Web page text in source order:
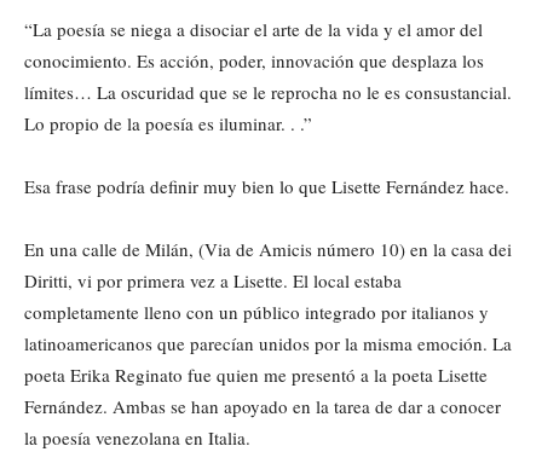
“La poesía se niega a disociar el arte de la vida y el amor del
conocimiento. Es acción, poder, innovación que desplaza los
límites… La oscuridad que se le reprocha no le es consustancial.
Lo propio de la poesía es iluminar. . .”
Esa frase podría definir muy bien lo que Lisette Fernández hace.
En una calle de Milán, (Via de Amicis número 10) en la casa dei
Diritti, vi por primera vez a Lisette. El local estaba
completamente lleno con un público integrado por italianos y
latinoamericanos que parecían unidos por la misma emoción. La
poeta Erika Reginato fue quien me presentó a la poeta Lisette
Fernández. Ambas se han apoyado en la tarea de dar a conocer
la poesía venezolana en Italia.